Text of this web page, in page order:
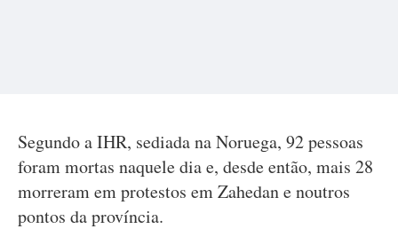
Segundo a IHR, sediada na Noruega, 92 pessoas
foram mortas naquele dia e, desde então, mais 28
morreram em protestos em Zahedan e noutros
pontos da província.